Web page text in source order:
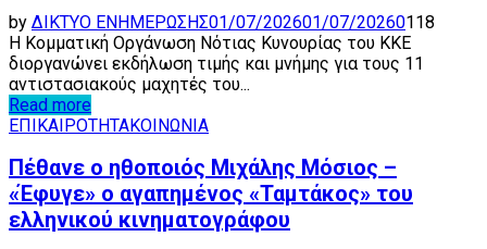
by ΔΙΚΤΥΟ ΕΝΗΜΕΡΩΣΗΣ01/07/202601/07/20260118
Η Κομματική Οργάνωση Νότιας Κυνουρίας του ΚΚΕ
διοργανώνει εκδήλωση τιμής και μνήμης για τους 11
αντιστασιακούς μαχητές του...
Read more
ΕΠΙΚΑΙΡΟΤΗΤΑΚΟΙΝΩΝΙΑ
Πέθανε ο ηθοποιός Μιχάλης Μόσιος –
«Έφυγε» ο αγαπημένος «Ταμτάκος» του
ελληνικού κινηματογράφου